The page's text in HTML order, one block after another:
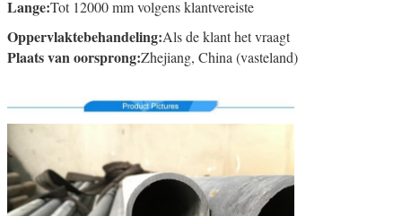
Lange:Tot 12000 mm volgens klantvereiste
Oppervlaktebehandeling:Als de klant het vraagt
Plaats van oorsprong:Zhejiang, China (vasteland)